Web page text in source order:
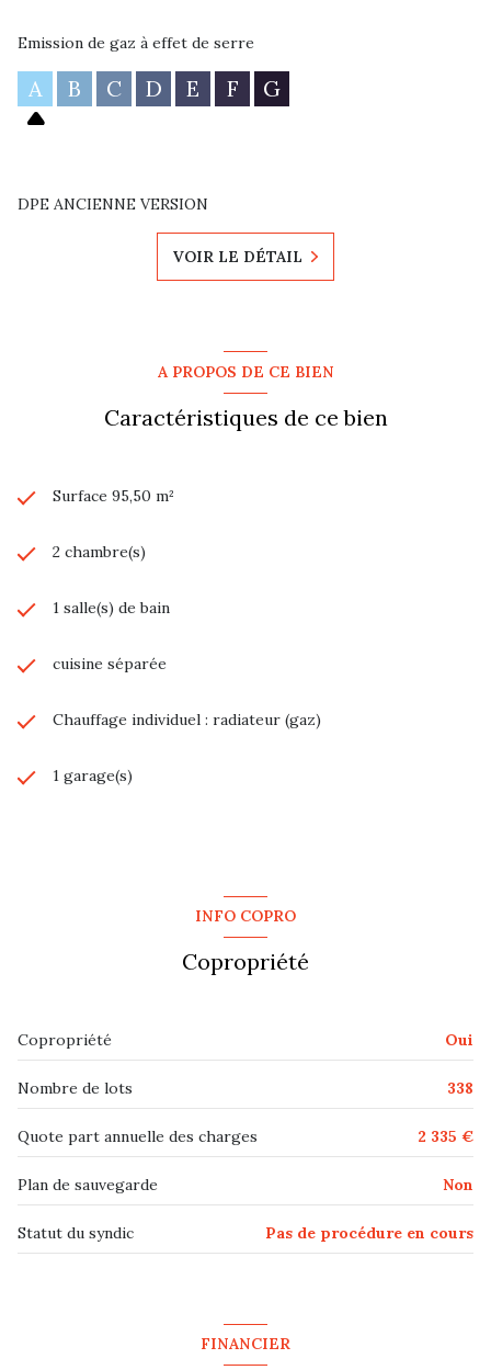
Emission de gaz à effet de serre
A B C D E F G
DPE ANCIENNE VERSION
VOIR LE DÉTAIL
A PROPOS DE CE BIEN
Caractéristiques de ce bien
Surface 95,50 m²
2 chambre(s)
1 salle(s) de bain
cuisine séparée
Chauffage individuel : radiateur (gaz)
1 garage(s)
cave
interphone
INFO COPRO
Copropriété
Copropriété Oui
Nombre de lots 338
Quote part annuelle des charges 2 335 €
Plan de sauvegarde Non
Statut du syndic Pas de procédure en cours
FINANCIER